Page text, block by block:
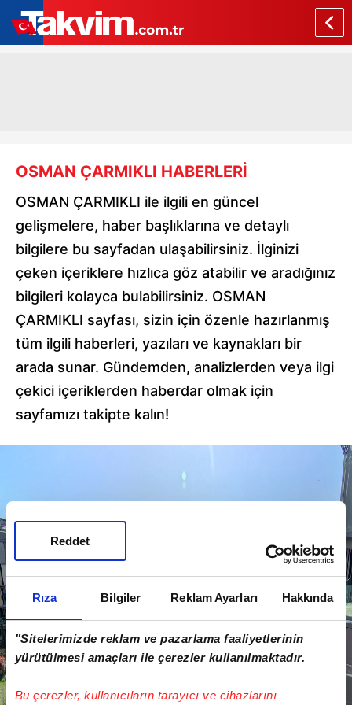
Rıza Bilgiler Reklam Ayarları Hakkında
"Sitelerimizde reklam ve pazarlama faaliyetlerinin
yürütülmesi amaçları ile çerezler kullanılmaktadır.
Bu çerezler, kullanıcıların tarayıcı ve cihazlarını
Reddet
OSMAN ÇARMIKLI HABERLERİ
OSMAN ÇARMIKLI ile ilgili en güncel
gelişmelere, haber başlıklarına ve detaylı
bilgilere bu sayfadan ulaşabilirsiniz. İlginizi
çeken içeriklere hızlıca göz atabilir ve aradığınız
bilgileri kolayca bulabilirsiniz. OSMAN
ÇARMIKLI sayfası, sizin için özenle hazırlanmış
tüm ilgili haberleri, yazıları ve kaynakları bir
arada sunar. Gündemden, analizlerden veya ilgi
çekici içeriklerden haberdar olmak için
sayfamızı takipte kalın!